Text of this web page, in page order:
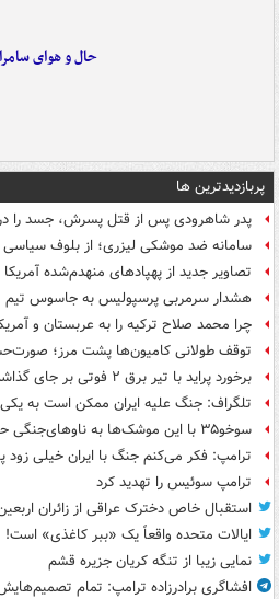
حال و هوای
پربازدیدترین ها
پدر شاهرودی پس از قتل پسرش، جسد را
سامانه ضد موشکی لیزری؛ از بلوف سیاسی
تصاویر جدید از پهپادهای منهدم‌شده
هشدار سرمربی پرسپولیس به جاسوس تیم
چرا محمد صلاح ترکیه را به عربستان و
توقف طولانی کامیون‌ها پشت مرز؛
برخورد پراید با تیر برق ۲ فوتی بر جای گذاشت
تلگراف: جنگ علیه ایران ممکن است به
سوخو۳۵ با این موشک‌ها به ناوهای‌جنگی حمله می‌کند
ترامپ: فکر می‌کنم جنگ با ایران خیلی زود
ترامپ سوئیس را تهدید کرد
استقبال خاص دخترک عراقی از زائران
ایالات متحده واقعاً یک «ببر کاغذی» است!
نمایی زیبا از تنگه کریان جزیره قشم
افشاگری برادرزاده ترامپ: تمام